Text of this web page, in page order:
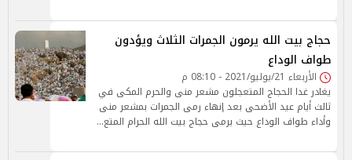
حجاج بيت الله يرمون الجمرات الثلاث ويؤدون
طواف الوداع
الأربعاء 21/يوليو/2021 - 08:10 م
يغادر غدا الحجاج المتعجلون مشعر منى والحرم المكى في
ثالث أيام عيد الأضحى بعد إنهاء رمى الجمرات بمشعر منى
وأداء طواف الوداع حيث يرمى حجاج بيت الله الحرام المتع…